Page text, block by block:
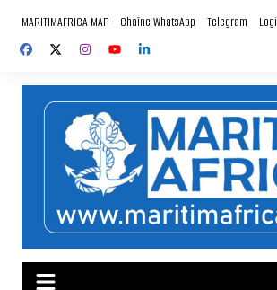
contenu
MARITIMAFRICA MAP Chaîne WhatsApp Telegram